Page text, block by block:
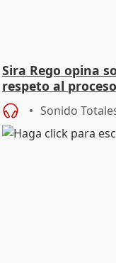
Sira Rego opina
respeto al
Sonido